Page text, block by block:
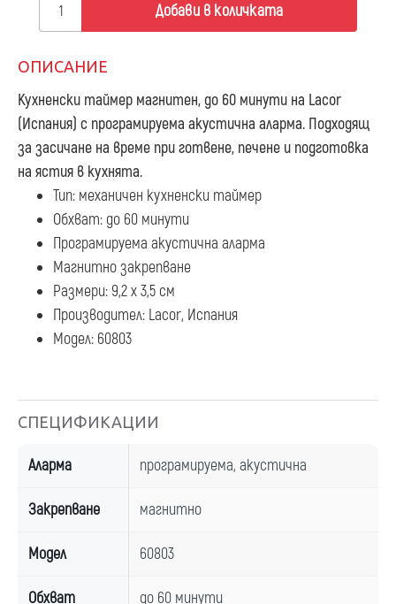
Добави в количката
ОПИСАНИЕ
Кухненски таймер магнитен, до 60 минути на Lacor
(Испания) с програмируема акустична аларма. Подходящ
за засичане на време при готвене, печене и подготовка
на ястия в кухнята.
Тип: механичен кухненски таймер
Обхват: до 60 минути
Програмируема акустична аларма
Магнитно закрепване
Размери: 9,2 x 3,5 см
Производител: Lacor, Испания
Модел: 60803
СПЕЦИФИКАЦИИ
Аларма програмируема, акустична
Закрепване магнитно
Модел 60803
Обхват до 60 минути